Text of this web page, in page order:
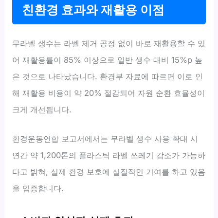
친환경 효과와 재활용 이점
무라벨 생수는 라벨 제거 공정 없이 바로 재활용할 수 있
어 재활용률이 85% 이상으로 일반 생수 대비 15%p 높
은 것으로 나타났습니다. 환경부 자료에 따르면 이로 인
해 재활용 비용이 약 20% 절감되어 자원 순환 효율성이
크게 개선됩니다.
환경운동연합 보고서에서는 무라벨 생수 사용 확대 시
연간 약 1,200톤의 플라스틱 라벨 쓰레기 감소가 가능하
다고 밝혀, 실제 환경 보호에 실질적인 기여를 하고 있음
을 입증합니다.